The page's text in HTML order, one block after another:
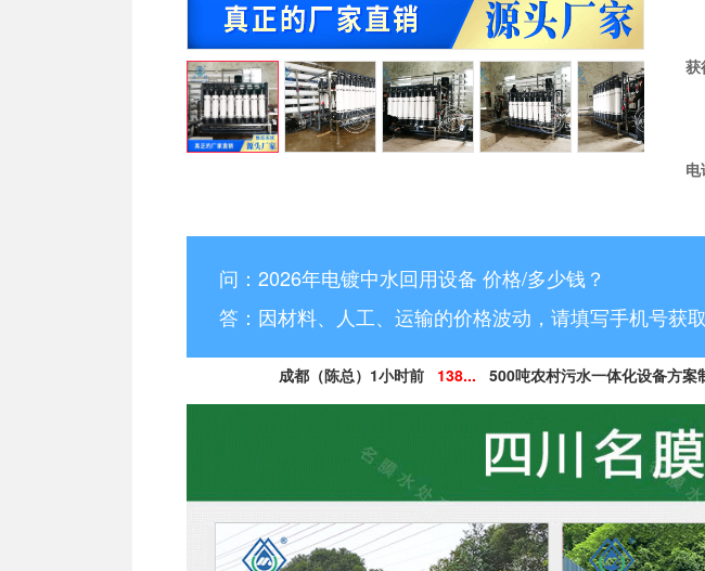
获
电
问：2026年电镀中水回用设备 价格/多少钱？
答：因材料、人工、运输的价格波动，请填写手机号获取
成都（陈总）1小时前 138...
500吨农村污水一体化设备方案
德阳（林小姐）3小时前 158... 10吨工业污水设备报价已
南充（黄总）7小时前
182... 70吨气浮机产品参数表已发
阿坝州（杨经理）30分钟前
136... 5吨小型污水处理设备合同
广安（祝总）10分钟前 155... 1000吨污水处理厂咨询已